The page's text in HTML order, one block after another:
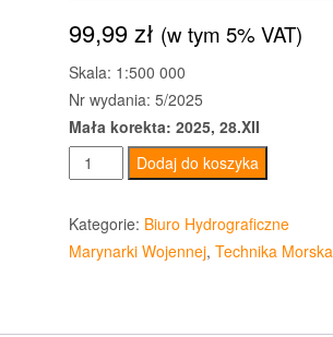
99,99zł (w tym 5% VAT)
Skala: 1:500 000
Nr wydania: 5/2025
Mała korekta: 2025, 28.XII
ilość
Mapy
generalne
Zatoka
Botnicka
Dodaj do koszyka
Kategorie: Biuro Hydrograficzne
Marynarki Wojennej, Technika Morska